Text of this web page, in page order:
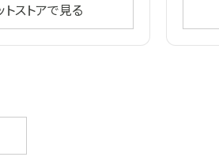
トストアで見る